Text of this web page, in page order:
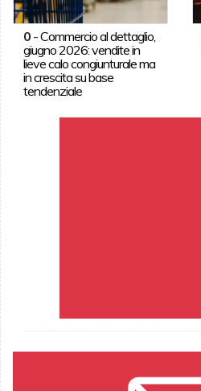
0-Commercio al dettaglio,
giugno 2026: vendite in
lieve calo congiunturale ma
in crescita su base
tendenziale